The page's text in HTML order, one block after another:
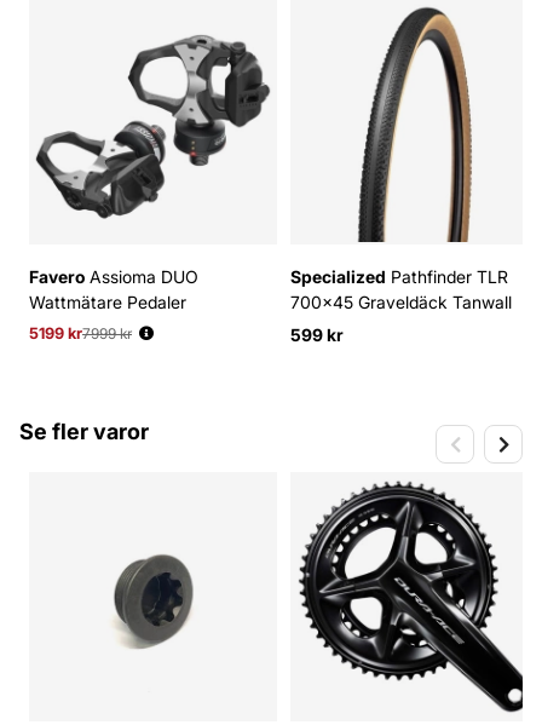
Favero Assioma DUO
Wattmätare Pedaler
5199 kr
Ordinarie pris:
7999 kr
Specialized Pathfinder TLR
700x45 Graveldäck Tanwall
599 kr
Se fler varor